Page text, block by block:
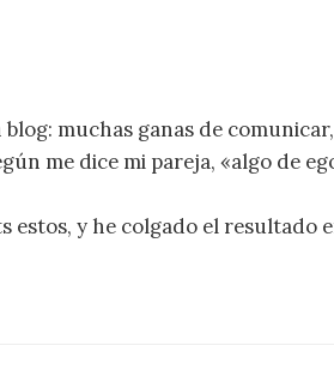
muchas ganas de
me dice mi pareja, «algo de
estos, y he colgado el resultado